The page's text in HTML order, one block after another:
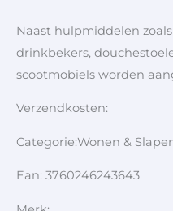
Naast hulpmiddelen
drinkbekers,
scootmobiels worden
Verzendkosten:
Categorie:Wonen &
Ean: 3760246243643